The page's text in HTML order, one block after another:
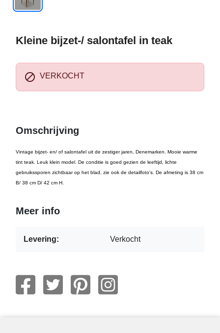
Kleine bijzet-/ salontafel in teak
 VERKOCHT
Omschrijving
Vintage bijzet- en/ of salontafel uit de zestiger jaren, Denemarken. Mooie warme
tint teak. Leuk klein model. De conditie is goed gezien de leeftijd, lichte
gebruikssporen zichtbaar op het blad, zie ook de detailfoto's. De afmeting is 38 cm
B/ 38 cm D/ 42 cm H.
Meer info
Levering: Verkocht